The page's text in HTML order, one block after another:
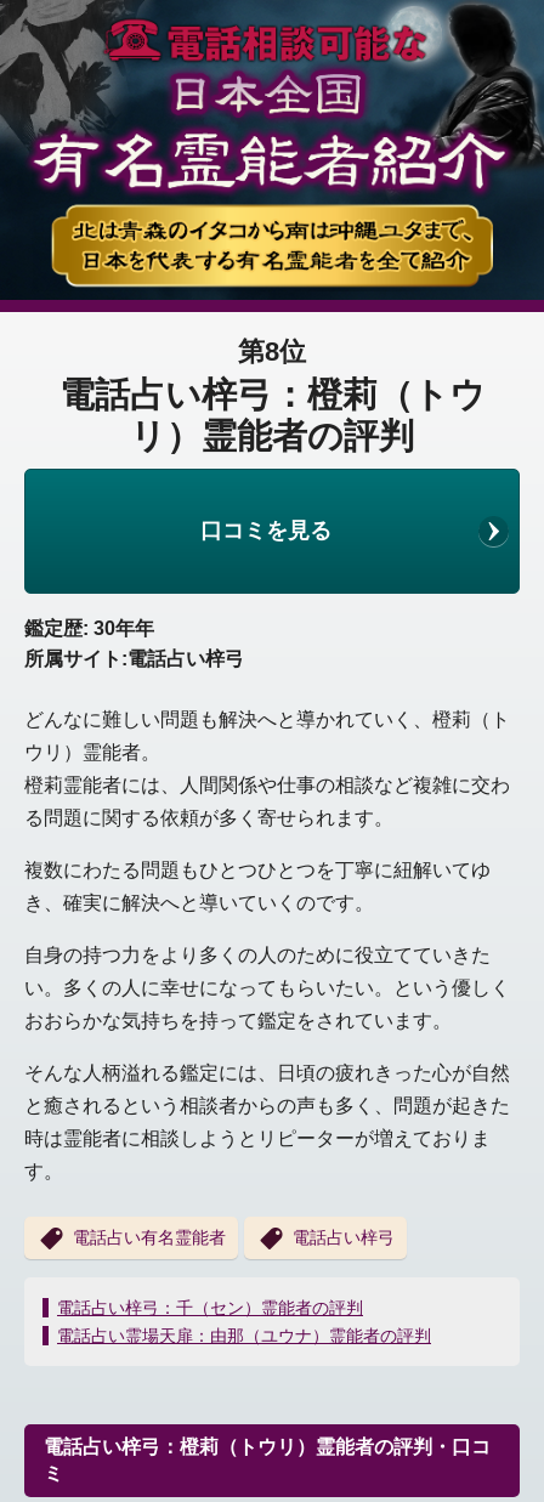
第8位
電話占い梓弓：橙莉（トウ
リ）霊能者の評判
口コミを見る
鑑定歴: 30年年
所属サイト:電話占い梓弓
どんなに難しい問題も解決へと導かれていく、橙莉（ト
ウリ）霊能者。
橙莉霊能者には、人間関係や仕事の相談など複雑に交わ
る問題に関する依頼が多く寄せられます。
複数にわたる問題もひとつひとつを丁寧に紐解いてゆ
き、確実に解決へと導いていくのです。
自身の持つ力をより多くの人のために役立てていきた
い。多くの人に幸せになってもらいたい。という優しく
おおらかな気持ちを持って鑑定をされています。
そんな人柄溢れる鑑定には、日頃の疲れきった心が自然
と癒されるという相談者からの声も多く、問題が起きた
時は霊能者に相談しようとリピーターが増えておりま
す。
電話占い有名霊能者 電話占い梓弓
投
稿
ー
シ
ョ
電話占い梓弓：千（セン）霊能者の評判
電話占い霊場天扉：由那（ユウナ）霊能者の評判
電話占い梓弓：橙莉（トウリ）霊能者の評判・口コ
ミ